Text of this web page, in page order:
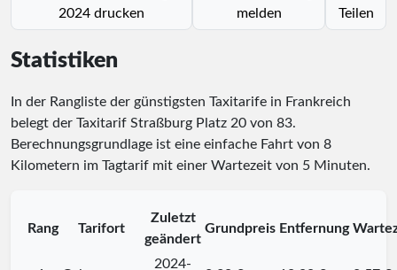
2024 drucken
melden
Teilen
Statistiken
In der Rangliste der günstigsten Taxitarife in Frankreich
belegt der Taxitarif Straßburg Platz 20 von 83.
Berechnungsgrundlage ist eine einfache Fahrt von 8
Kilometern im Tagtarif mit einer Wartezeit von 5 Minuten.
Rang Tarifort
Zuletzt
geändert
Grundpreis Entfernung
2024-